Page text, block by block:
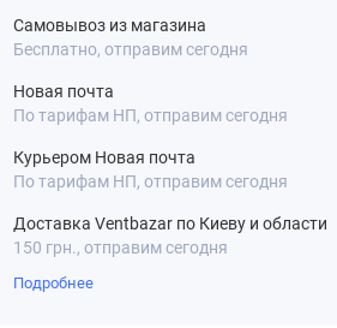
Самовывоз из магазина
Бесплатно, отправим сегодня
Новая почта
По тарифам НП, отправим сегодня
Курьером Новая почта
По тарифам НП, отправим сегодня
Доставка Ventbazar по Киеву и области
150 грн., отправим сегодня
Подробнее